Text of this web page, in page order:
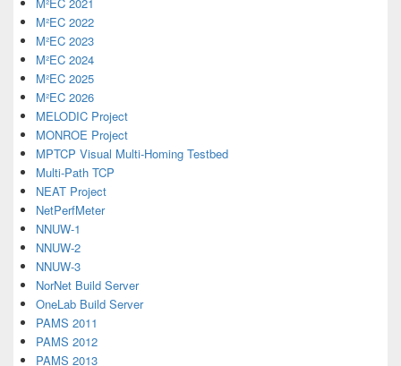
M²EC 2022
M²EC 2023
M²EC 2024
M²EC 2025
M²EC 2026
MELODIC Project
MONROE Project
MPTCP Visual Multi-Homing Testbed
Multi-Path TCP
NEAT Project
NetPerfMeter
NNUW-1
NNUW-2
NNUW-3
NorNet Build Server
OneLab Build Server
PAMS 2011
PAMS 2012
PAMS 2013